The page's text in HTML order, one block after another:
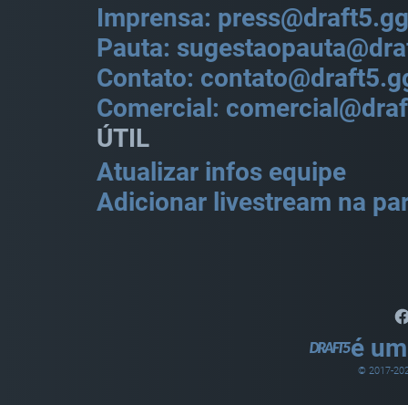
Imprensa: press@draft5.gg
Pauta:
Contato:
Comercial:
ÚTIL
Atualizar infos equipe
Adicionar livestream na
é
© 2017-